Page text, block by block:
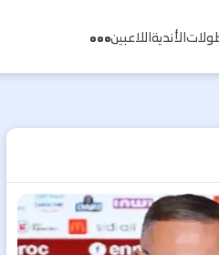
الأنديةاللاعبين